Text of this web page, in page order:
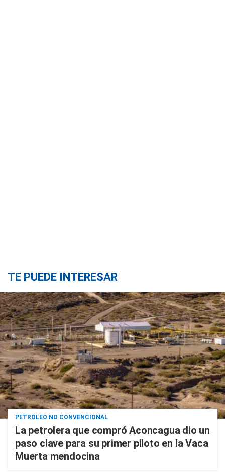
TE PUEDE INTERESAR
PETRÓLEO NO CONVENCIONAL
La petrolera que compró Aconcagua dio un
paso clave para su primer piloto en la Vaca
Muerta mendocina